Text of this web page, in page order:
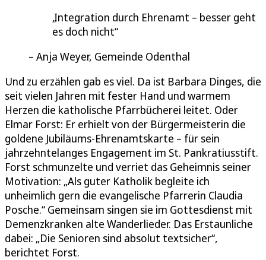
Integration durch Ehrenamt – besser geht
es doch nicht
Anja Weyer, Gemeinde Odenthal
Und zu erzählen gab es viel. Da ist Barbara Dinges, die
seit vielen Jahren mit fester Hand und warmem
Herzen die katholische Pfarrbücherei leitet. Oder
Elmar Forst: Er erhielt von der Bürgermeisterin die
goldene Jubiläums-Ehrenamtskarte – für sein
jahrzehntelanges Engagement im St. Pankratiusstift.
Forst schmunzelte und verriet das Geheimnis seiner
Motivation: „Als guter Katholik begleite ich
unheimlich gern die evangelische Pfarrerin Claudia
Posche.“ Gemeinsam singen sie im Gottesdienst mit
Demenzkranken alte Wanderlieder. Das Erstaunliche
dabei: „Die Senioren sind absolut textsicher“,
berichtet Forst.